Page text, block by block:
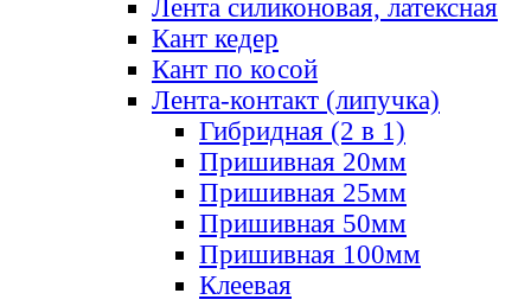
Лента силиконовая, латексная
Кант кедер
Кант по косой
Лента-контакт (липучка)
Гибридная (2 в 1)
Пришивная 20мм
Пришивная 25мм
Пришивная 50мм
Пришивная 100мм
Клеевая